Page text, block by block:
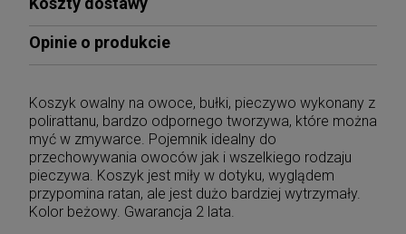
Opinie o produkcie
Koszyk owalny na owoce, bułki, pieczywo wykonany z
polirattanu, bardzo odpornego tworzywa, które można
myć w zmywarce. Pojemnik idealny do
przechowywania owoców jak i wszelkiego rodzaju
pieczywa. Koszyk jest miły w dotyku, wyglądem
przypomina ratan, ale jest dużo bardziej wytrzymały.
Kolor beżowy. Gwarancja 2 lata.